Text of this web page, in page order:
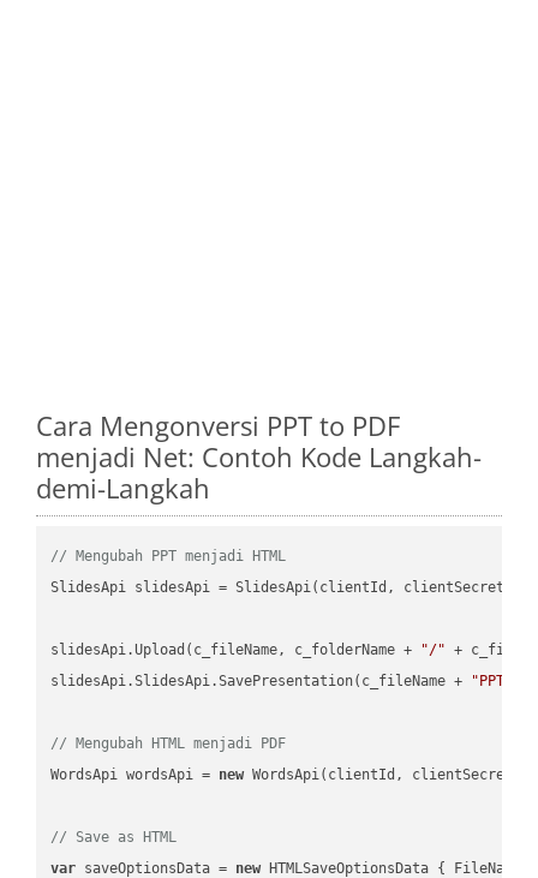
Cara Mengonversi PPT to PDF
menjadi Net: Contoh Kode Langkah-
demi-Langkah
// Mengubah PPT menjadi HTML
SlidesApi slidesApi = SlidesApi(clientId, clientSecret);
slidesApi.Upload(c_fileName, c_folderName + "/" +
slidesApi.SlidesApi.SavePresentation(c_fileName +
"PPT"
// Mengubah HTML menjadi PDF
WordsApi wordsApi = new WordsApi(clientId, clientSecret);
// Save as HTML
var saveOptionsData = new HTMLSaveOptionsData { FileName